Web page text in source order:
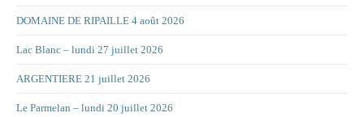
DOMAINE DE RIPAILLE 4 août 2026
Lac Blanc – lundi 27 juillet 2026
ARGENTIERE 21 juillet 2026
Le Parmelan – lundi 20 juillet 2026